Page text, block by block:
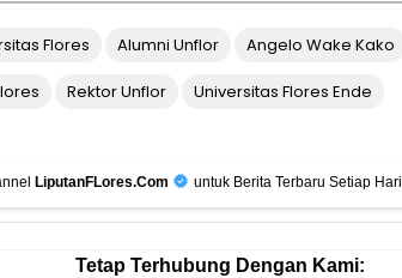
Flores Alumni Unflor Angelo Wake Kako
Rektor Unflor Universitas Flores Ende
LiputanFLores.Com untuk Berita Terbaru Setiap Hari
Tetap Terhubung Dengan Kami: